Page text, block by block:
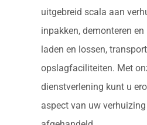
uitgebreid scala aan
inpakken, demonteren
laden en lossen,
opslagfaciliteiten. Met
dienstverlening kunt u
aspect van uw